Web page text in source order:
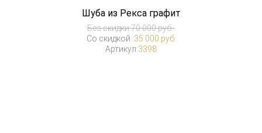
Шуба из Рекса графит
Без скидки:70 000 руб.
Со скидкой :35 000 руб.
Артикул:3398